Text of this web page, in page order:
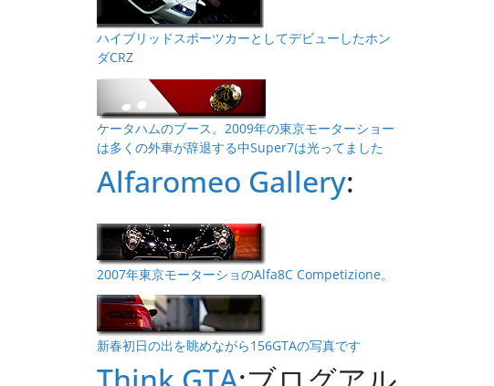
ハイブリッドスポーツカーとしてデビューしたホン
ダCRZ
ケータハムのブース。2009年の東京モーターショー
は多くの外車が辞退する中Super7は光ってました
Alfaromeo Gallery:
2007年東京モーターショのAlfa8C Competizione。
新春初日の出を眺めながら156GTAの写真です